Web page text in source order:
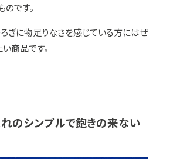
です。
ぎに物足りなさを感じている方にはぜ
商品です。
のシンプルで飽きの来ない